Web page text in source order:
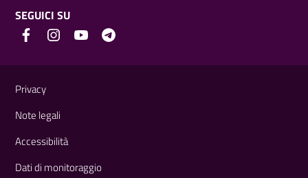
SEGUICI SU
Privacy
Note legali
Accessibilità
Dati di monitoraggio